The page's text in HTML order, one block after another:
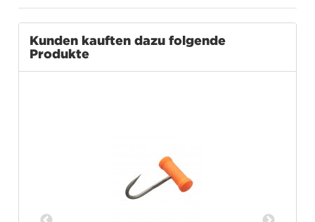
Kunden kauften dazu folgende
Produkte